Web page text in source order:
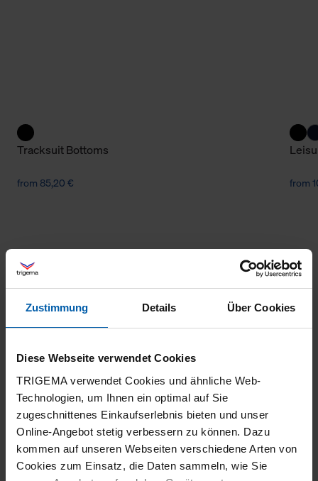
Zustimmung Details Über Cookies
Diese Webseite verwendet Cookies
TRIGEMA verwendet Cookies und ähnliche Web-
Technologien, um Ihnen ein optimal auf Sie
zugeschnittenes Einkaufserlebnis bieten und unser
Online-Angebot stetig verbessern zu können. Dazu
kommen auf unseren Webseiten verschiedene Arten von
Cookies zum Einsatz, die Daten sammeln, wie Sie
Tracksuit Bottoms
from 85,20 € from
shipping